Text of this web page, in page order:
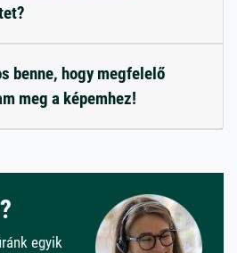
benne, hogy megfelelő
meg a képemhez!
egyik